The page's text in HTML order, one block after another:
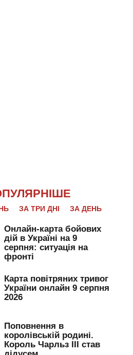
ЗА ТРИ ДНІ ЗА ДЕНЬ
Онлайн-карта бойових
дій в Україні на 9
серпня: ситуація на
фронті
Карта повітряних тривог
України онлайн 9 серпня
2026
Поповнення в
королівській родині.
Король Чарльз III став